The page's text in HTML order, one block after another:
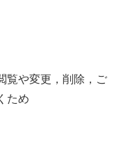
覧や変更，削除，ご
ため